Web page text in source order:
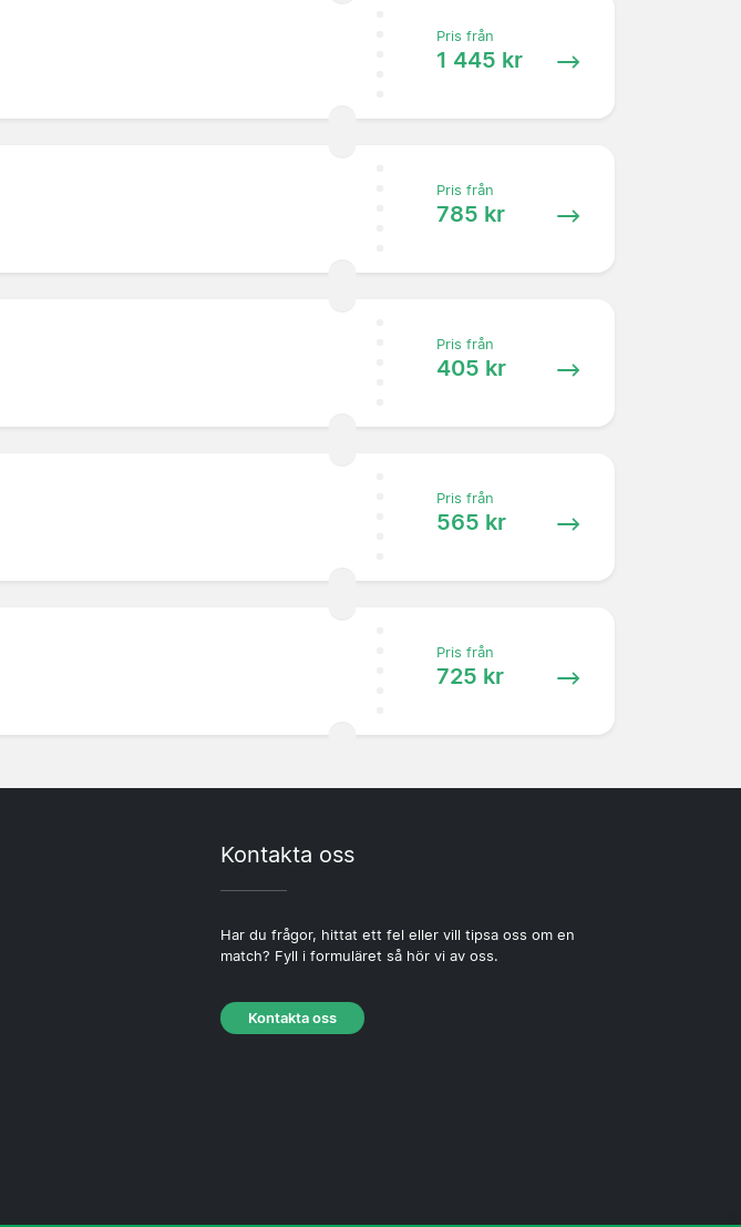
Pris från
1 445 kr
Pris från
785 kr
Pris från
405 kr
Pris från
565 kr
Pris från
725 kr
Kontakta oss
Har du frågor, hittat ett fel eller vill tipsa oss om en
match? Fyll i formuläret så hör vi av oss.
Kontakta oss